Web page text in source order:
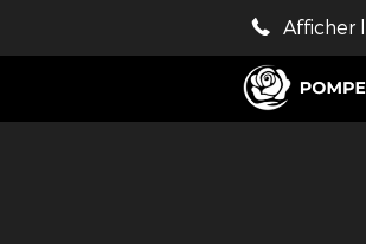
Afficher